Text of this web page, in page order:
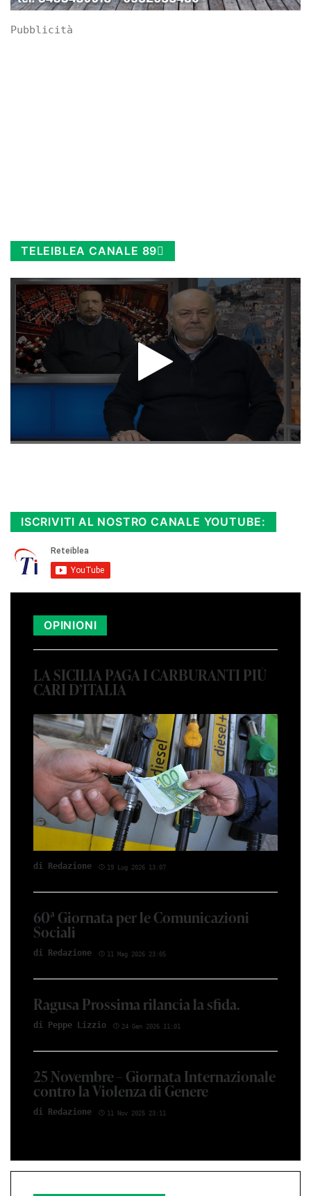
Pubblicità
TELEIBLEA CANALE 89
ISCRIVITI AL NOSTRO CANALE YOUTUBE:
OPINIONI
LA SICILIA PAGA I CARBURANTI PIÙ
CARI D’ITALIA
di Red­azio­ne 19 Lug 2026 13:07
60ª Giornata per le Comunicazioni
Sociali
di Red­azio­ne 11 Mag 2026 23:05
Ragusa Prossima rilancia la sfida.
di Peppe Li­z­zio 24 Gen 2026 11:01
25 Novembre – Giornata Internazionale
contro la Violenza di Genere
di Red­azio­ne 11 Nov 2025 23:11